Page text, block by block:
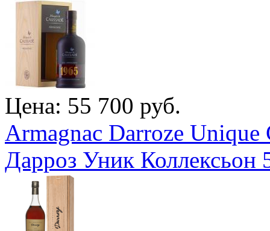
Цена: 55 700 руб.
Armagnac Darroze
Дарроз Уник Коллексьон